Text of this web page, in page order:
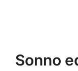
Sonno